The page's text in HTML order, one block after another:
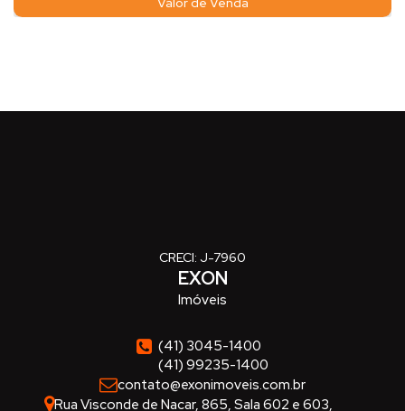
CRECI: J-7960
EXON
Imóveis
(41) 3045-1400
(41) 99235-1400
contato@exonimoveis.com.br
Rua Visconde de Nacar, 865, Sala 602 e 603,